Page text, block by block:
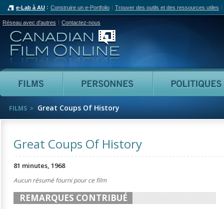
e-Lab à AU Construire un e-Portfolio Trouver des outils et des ressources utiles
Réseau avec d'autres Contactez-nous
Canadian Film Online
Films Personnes
FILMS Great Coups Of History
Great Coups Of History
81 minutes, 1968
Aucun résumé fourni pour ce film
REMARQUES CONTRIBUÉ